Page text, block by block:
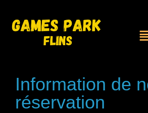
Information de
réservation